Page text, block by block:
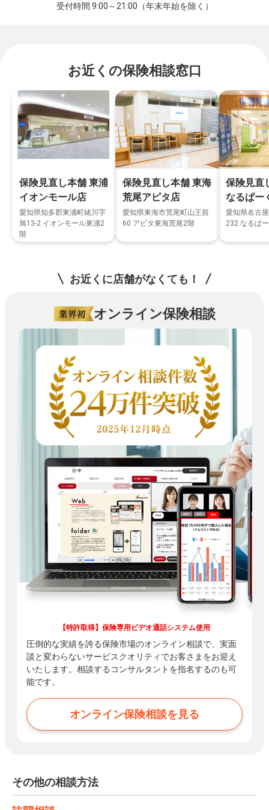
受付時間 9:00～21:00（年末年始を除く）
お近くの保険相談窓口
保険見直し本舗 東浦
イオンモール店
愛知県知多郡東浦町緒川字
旭13-2 イオンモール東浦2
階
保険見直し本舗 東海
荒尾アピタ店
愛知県東海市荒尾町山王前
60 アピタ東海荒尾2階
保険見直
なるぱー
愛知県名古
232 なるぱ
お近くに店舗がなくても！
オンライン保険相談
【特許取得】保険専用ビデオ通話システム使用
圧倒的な実績を誇る保険市場のオンライン相談で、実面
談と変わらないサービスクオリティでお客さまをお迎え
いたします。相談するコンサルタントを指名するのも可
能です。
オンライン保険相談を見る
その他の相談方法